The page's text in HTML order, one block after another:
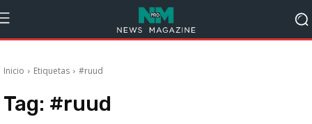
Inicio Etiquetas #ruud
Tag: #ruud